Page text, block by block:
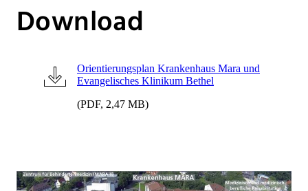
Download
Orientierungsplan Krankenhaus Mara und
Evangelisches Klinikum Bethel
(PDF, 2,47 MB)